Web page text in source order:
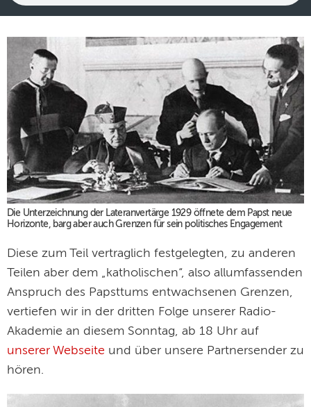
Die Unterzeichnung der Lateranvertärge 1929 öffnete dem Papst neue
Horizonte, barg aber auch Grenzen für sein politisches Engagement
Diese zum Teil vertraglich festgelegten, zu anderen
Teilen aber dem „katholischen“, also allumfassenden
Anspruch des Papsttums entwachsenen Grenzen,
vertiefen wir in der dritten Folge unserer Radio-
Akademie an diesem Sonntag, ab 18 Uhr auf
unserer Webseite und über unsere Partnersender zu
hören.